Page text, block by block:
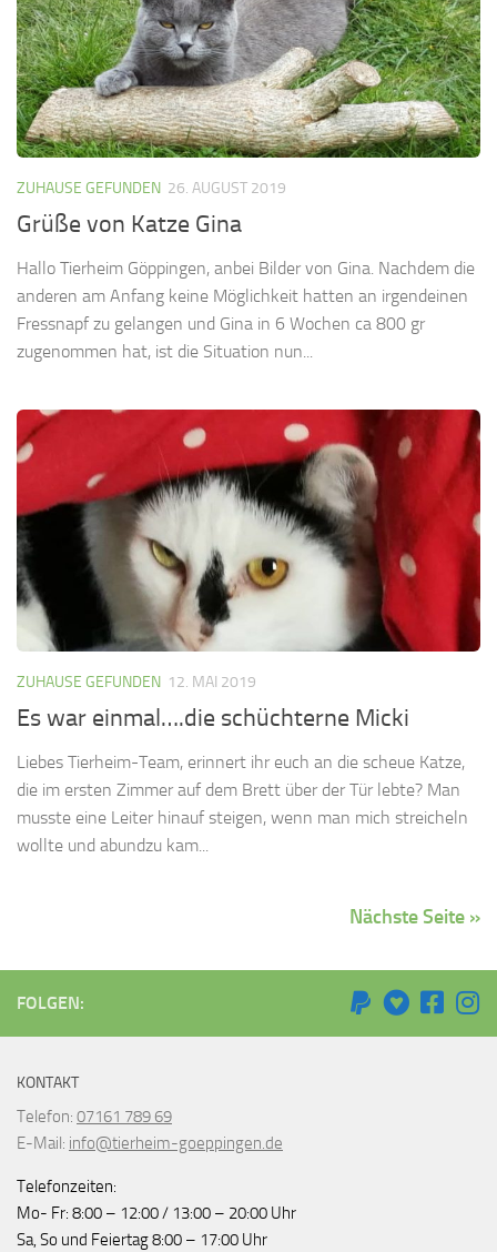
ZUHAUSE GEFUNDEN 26. AUGUST 2019
Grüße von Katze Gina
Hallo Tierheim Göppingen, anbei Bilder von Gina. Nachdem die
anderen am Anfang keine Möglichkeit hatten an irgendeinen
Fressnapf zu gelangen und Gina in 6 Wochen ca 800 gr
zugenommen hat, ist die Situation nun...
ZUHAUSE GEFUNDEN 12. MAI 2019
Es war einmal….die schüchterne Micki
Liebes Tierheim-Team, erinnert ihr euch an die scheue Katze,
die im ersten Zimmer auf dem Brett über der Tür lebte? Man
musste eine Leiter hinauf steigen, wenn man mich streicheln
wollte und abundzu kam...
Nächste Seite »
FOLGEN:
KONTAKT
Telefon: 07161 789 69
E-Mail: info@tierheim-goeppingen.de
Telefonzeiten:
Mo- Fr: 8:00 – 12:00 / 13:00 – 20:00 Uhr
Sa, So und Feiertag 8:00 – 17:00 Uhr